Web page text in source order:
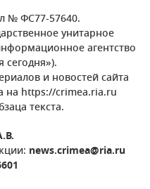
№ ФС77-57640.
унитарное
агентство
и новостей сайта
на https://crimea.ria.ru
текста.
news.crimea@ria.ru